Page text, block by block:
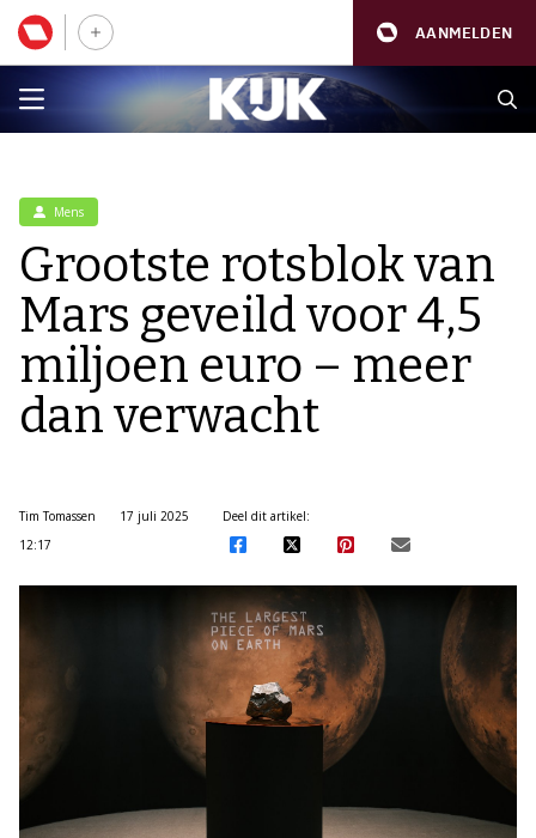
AANMELDEN
Mens
Grootste rotsblok van
Mars geveild voor 4,5
miljoen euro – meer
dan verwacht
Tim Tomassen
17 juli 2025
12:17
Deel dit artikel: